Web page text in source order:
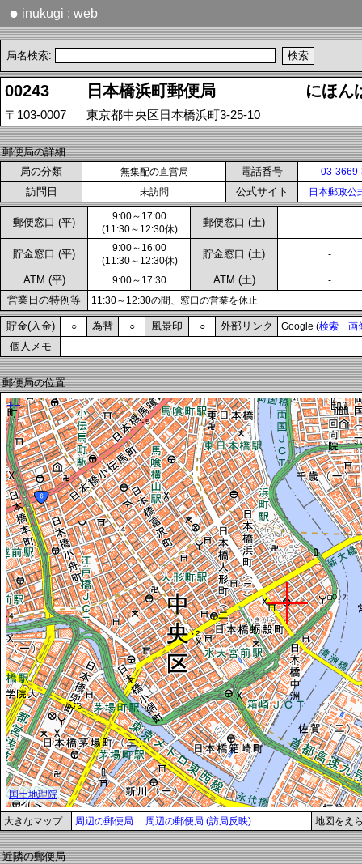
● inukugi : web
局名検索:
00243 日本橋浜町郵便局 にほん
〒103-0007 東京都中央区日本橋浜町3-25-10
郵便局の詳細
局の分類
無集配の直営局 電話番号 03-
訪問日 未訪問 公式サイト 日本郵政公
郵便窓口 (平)
9:00～17:00
(11:30～12:30休)
郵便窓口 (土) -
貯金窓口 (平)
9:00～16:00
(11:30～12:30休)
貯金窓口 (土) -
ATM (平) 9:00～17:30 ATM (土) -
営業日の特例等 11:30～12:30の間、窓口の営業を休止
貯金(入金) ○ 為替 ○ 風景印 ○ 外部リンク Google (検索 画
個人メモ
郵便局の位置
大きなマップ 周辺の郵便局 周辺の郵便局 (訪局反映) 地図をえ
近隣の郵便局